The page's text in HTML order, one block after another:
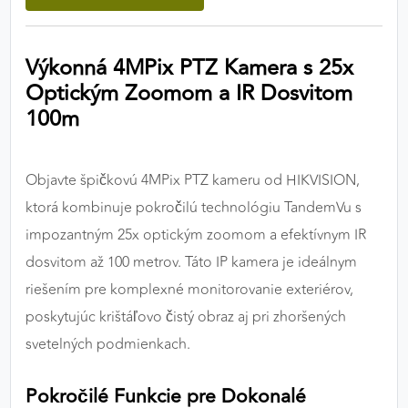
Výkonná 4MPix PTZ Kamera s 25x
Optickým Zoomom a IR Dosvitom
100m
Objavte špičkovú 4MPix PTZ kameru od HIKVISION,
ktorá kombinuje pokročilú technológiu TandemVu s
impozantným 25x optickým zoomom a efektívnym IR
dosvitom až 100 metrov. Táto IP kamera je ideálnym
riešením pre komplexné monitorovanie exteriérov,
poskytujúc krištáľovo čistý obraz aj pri zhoršených
svetelných podmienkach.
Pokročilé Funkcie pre Dokonalé
výkon a funkčnosť našich stránok.
Google Analytics
Poskytovateľ: Google
MARKETINGOVÉ COOKIES
Marketingové cookies sa používajú na sledovanie
správania používateľov naprieč webovými
stránkami. Umožňujú nám a našim partnerom
zobrazovať cielenú a relevantnú reklamu, a to na
našom webe aj v reklamných sieťach tretích strán.
Google Ads